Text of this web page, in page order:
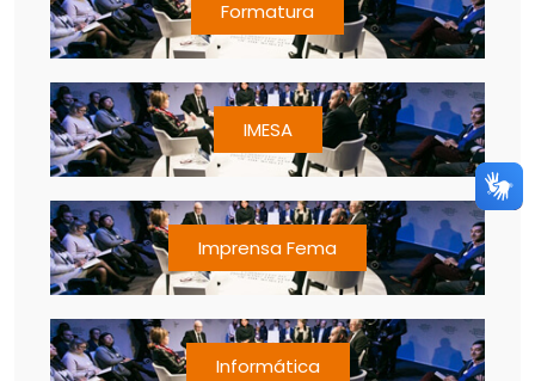
Formatura
IMESA
Imprensa Fema
Informática